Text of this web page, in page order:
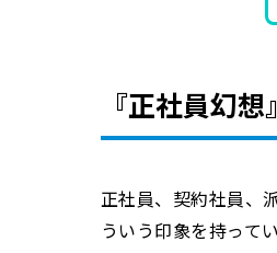
『正社員幻
正社員、契約社員、
ういう印象を持って